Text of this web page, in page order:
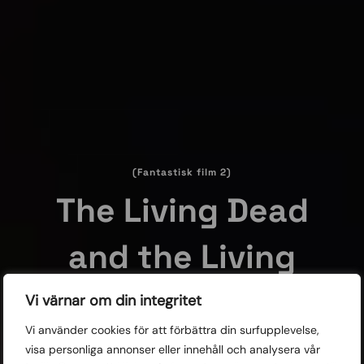
Vi värnar om din integritet
Vi använder cookies för att förbättra din surfupplevelse,
visa personliga annonser eller innehåll och analysera vår
(Fantastisk film 2)
The Living Dead
and the Living
Dying
7 av årets bästa filmer i genren fantastik – skräck, sci-fi,
action och humor – sprider rädslor för invasion utifrån,